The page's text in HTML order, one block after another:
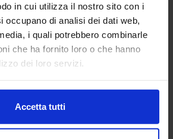
in cui utilizza il nostro sito con i
occupano di analisi dei dati web,
i quali potrebbero combinarle
che ha fornito loro o che hanno
dei loro servizi.
Accetta tutti
No Stiro